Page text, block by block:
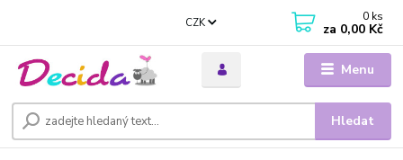
Menu
CZK
Hledat
0 ks
za 0,00 Kč